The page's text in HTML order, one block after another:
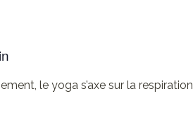
le yoga s’axe sur la